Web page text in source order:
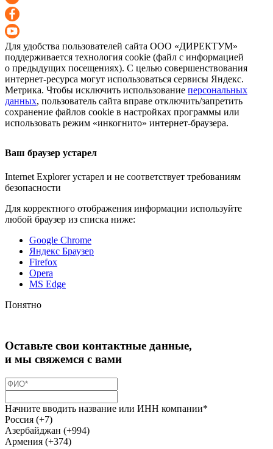
Для удобства пользователей сайта ООО «ДИРЕКТУМ»
поддерживается технология cookie (файл с информацией
о предыдущих посещениях). С целью совершенствования
интернет-ресурса могут использоваться сервисы Яндекс.
Метрика. Чтобы исключить использование персональных
данных, пользователь сайта вправе отключить/запретить
сохранение файлов cookie в настройках программы или
использовать режим «инкогнито» интернет-браузера.
Ваш браузер устарел
Internet Explorer устарел и не соответствует требованиям
безопасности
Для корректного отображения информации используйте
любой браузер из списка ниже:
Google Chrome
Яндекс Браузер
Firefox
Opera
MS Edge
Понятно
Оставьте свои контактные данные,
и мы свяжемся с вами
Начните вводить название или ИНН компании*
Россия (+7)
Азербайджан (+994)
Армения (+374)